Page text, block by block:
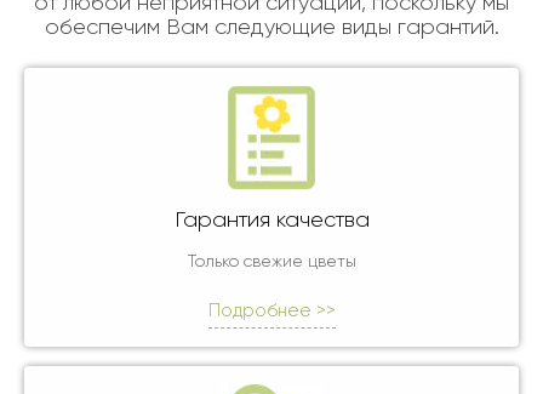
обеспечим Вам следующие виды гарантий.
Гарантия качества
Только свежие цветы
Подробнее >>